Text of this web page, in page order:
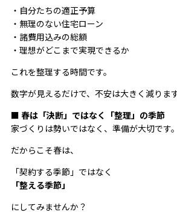
・自分たちの適正予算
・無理のない住宅ローン
・諸費用込みの総額
・理想がどこまで実現できるか
これを整理する時間です。
数字が見えるだけで、不安は大きく減ります
■ 春は「決断」ではなく「整理」の季節
家づくりは勢いではなく、準備が大切です。
だからこそ春は、
「契約する季節」ではなく
「整える季節」
にしてみませんか？